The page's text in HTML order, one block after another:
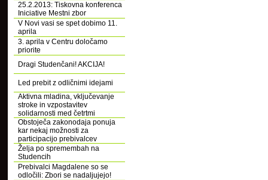
25.2.2013: Tiskovna konferenca
Iniciative Mestni zbor
V Novi vasi se spet dobimo 11.
aprila
3. aprila v Centru določamo
priorite
Dragi Studenčani! AKCIJA!
Led prebit z odličnimi idejami
Aktivna mladina, vključevanje
stroke in vzpostavitev
solidarnosti med četrtmi
Obstoječa zakonodaja ponuja
kar nekaj možnosti za
participacijo prebivalcev
Želja po spremembah na
Studencih
Prebivalci Magdalene so se
odločili: Zbori se nadaljujejo!